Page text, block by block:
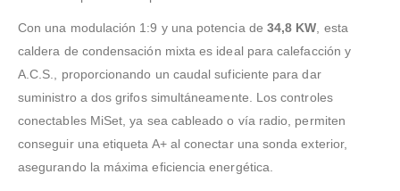
Con una modulación 1:9 y una potencia de 34,8 KW, esta
caldera de condensación mixta es ideal para calefacción y
A.C.S., proporcionando un caudal suficiente para dar
suministro a dos grifos simultáneamente. Los controles
conectables MiSet, ya sea cableado o vía radio, permiten
conseguir una etiqueta A+ al conectar una sonda exterior,
asegurando la máxima eficiencia energética.